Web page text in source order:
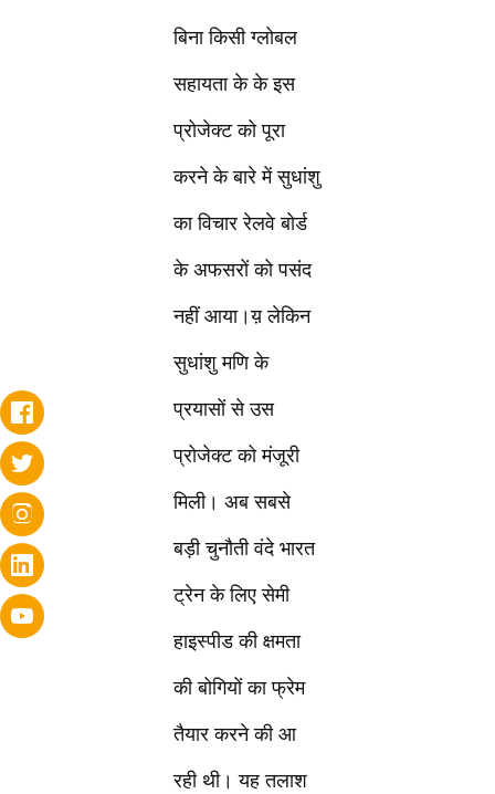
बिना किसी ग्लोबल
सहायता के के इस
प्रोजेक्ट को पूरा
करने के बारे में सुधांशु
का विचार रेलवे बोर्ड
के अफसरों को पसंद
नहीं आया।य़ लेकिन
सुधांशु मणि के
प्रयासों से उस
प्रोजेक्ट को मंजूरी
मिली। अब सबसे
बड़ी चुनौती वंदे भारत
ट्रेन के लिए सेमी
हाइस्पीड की क्षमता
की बोगियों का फ्रेम
तैयार करने की आ
रही थी। यह तलाश